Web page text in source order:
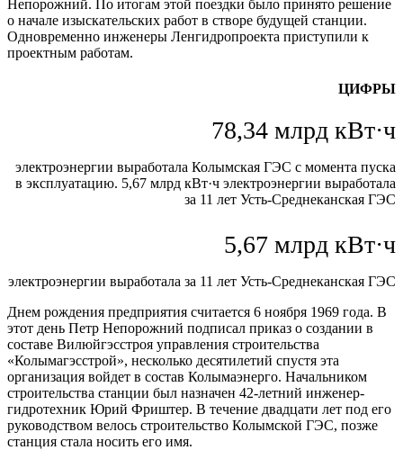
Непорожний. По итогам этой поездки было принято решение
о начале изыскательских работ в створе будущей станции.
Одновременно инженеры Ленгидропроекта приступили к
проектным работам.
ЦИФРЫ
78,34 млрд кВт·ч
электроэнергии выработала Колымская ГЭС с момента пуска
в эксплуатацию. 5,67 млрд кВт·ч электроэнергии выработала
за 11 лет Усть-Среднеканская ГЭС
5,67 млрд кВт·ч
электроэнергии выработала за 11 лет Усть-Среднеканская ГЭС
Днем рождения предприятия считается 6 ноября 1969 года. В
этот день Петр Непорожний подписал приказ о создании в
составе Вилюйгэсстроя управления строительства
«Колымагэсстрой», несколько десятилетий спустя эта
организация войдет в состав Колымаэнерго. Начальником
строительства станции был назначен 42-летний инженер-
гидротехник Юрий Фриштер. В течение двадцати лет под его
руководством велось строительство Колымской ГЭС, позже
станция стала носить его имя.